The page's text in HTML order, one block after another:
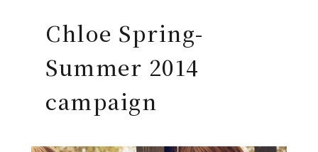
Chloe Spring-
Summer 2014
campaign